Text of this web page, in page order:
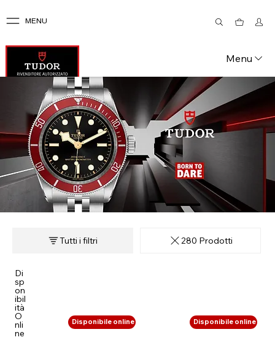
MENU
Menu
Di
sp
on
ibil
ità
O
nli
ne
Tutti i filtri 280 Prodotti
Disponibile online Disponibile online